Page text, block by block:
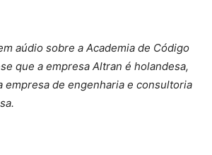
aúdio sobre a Academia de Código
que a empresa Altran é holandesa,
empresa de engenharia e consultoria